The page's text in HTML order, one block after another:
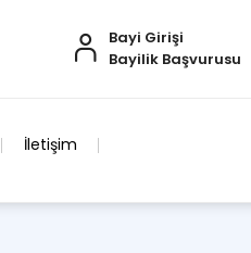
Bayi Girişi
Bayilik Başvurusu
İletişim